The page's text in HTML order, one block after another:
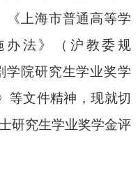
《上海市普通高等学
办法》（沪教委规
学院研究生学业奖学
等文件精神 ，现就切
研究生学业奖学金评